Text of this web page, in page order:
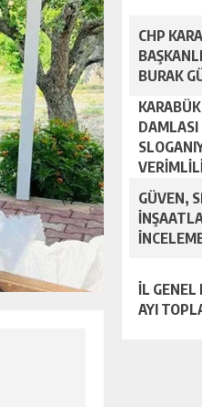
CHP
BURAK
DAMLASI
BAŞLATTI.
GÜVEN,
İL GENEL
AYI